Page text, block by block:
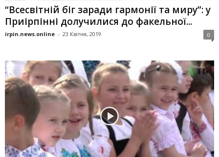
“Всесвітній біг заради гармонії та миру”: у
Приірпінні долучилися до факельної...
irpin.news.online - 23 Квітня, 2019 0